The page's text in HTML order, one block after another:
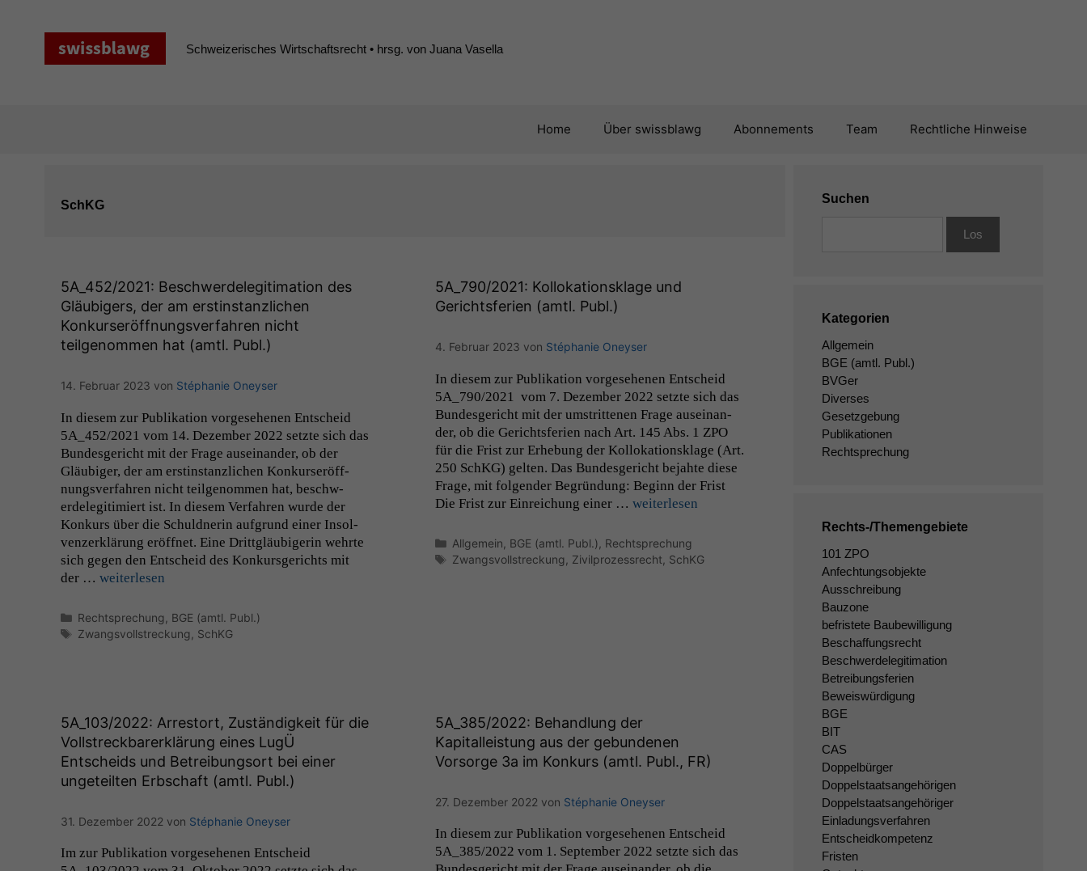
Schweizerisches Wirtschaftsrecht • hrsg. von Juana Vasella
Home Über swissblawg Abonnements Team Rechtliche Hinweise
SchKG
5A_452/2021: Beschwerdelegitimation des
Gläubigers, der am erstinstanzlichen
Konkurseröffnungsverfahren nicht
teilgenommen hat (amtl. Publ.)
14. Februar 2023 von Stéphanie Oneyser
In diesem zur Pub­lika­tion vorge­se­henen Entscheid
5A_452/2021 vom 14. Dezem­ber 2022 set­zte sich das
Bun­des­gericht mit der Frage auseinan­der, ob der
Gläu­biger, der am erstin­stan­zlichen Konkurs­eröff­
nungsver­fahren nicht teilgenom­men hat, beschw­
erdele­git­imiert ist. In diesem Ver­fahren wurde der
Konkurs über die Schuld­ner­in auf­grund ein­er Insol­
ven­z­erk­lärung eröffnet. Eine Drittgläu­bigerin wehrte
sich gegen den Entscheid des Konkurs­gerichts mit
der … weit­er­lesen
Kategorien
Rechtsprechung BGE (amtl. Publ.)
Schlagwörter
Zwangsvollstreckung SchKG
5A_790/2021: Kollokationsklage und
Gerichtsferien (amtl. Publ.)
4. Februar 2023 von Stéphanie Oneyser
In diesem zur Pub­lika­tion vorge­se­henen Entscheid
5A_790/2021 vom 7. Dezem­ber 2022 set­zte sich das
Bun­des­gericht mit der umstrit­te­nen Frage auseinan­
der, ob die Gerichts­fe­rien nach Art. 145 Abs. 1 ZPO
für die Frist zur Erhe­bung der Kol­loka­tion­sklage (Art.
250 SchKG) gel­ten. Das Bun­des­gericht bejahte diese
Frage, mit fol­gen­der Begrün­dung: Beginn der Frist
Die Frist zur Ein­re­ichung ein­er … weit­er­lesen
Kategorien
Allgemein BGE (amtl. Publ.) Rechtsprechung
Schlagwörter
Zwangsvollstreckung Zivilprozessrecht SchKG
5A_103/2022: Arrestort, Zuständigkeit für die
Vollstreckbarerklärung eines LugÜ
Entscheids und Betreibungsort bei einer
ungeteilten Erbschaft (amtl. Publ.)
31. Dezember 2022 von Stéphanie Oneyser
Im zur Pub­lika­tion vorge­se­henen Entscheid
5A_385/2022: Behandlung der
Kapitalleistung aus der gebundenen
Vorsorge 3a im Konkurs (amtl. Publ., FR)
27. Dezember 2022 von Stéphanie Oneyser
In diesem zur Pub­lika­tion vorge­se­henen Entscheid
5A_385/2022 vom 1. Sep­tem­ber 2022 set­zte sich das
Suchen
Kategorien
Allgemein
BGE (amtl. Publ.)
BVGer
Diverses
Gesetzgebung
Publikationen
Rechtsprechung
Rechts-/Themengebiete
101 ZPO
Anfechtungsobjekte
Ausschreibung
Bauzone
befristete Baubewilligung
Beschaffungsrecht
Beschwerdelegitimation
Betreibungsferien
Beweiswürdigung
BGE
BIT
CAS
Doppelbürger
Doppelstaatsangehörigen
Doppelstaatsangehöriger
Einladungsverfahren
Entscheidkompetenz
Fristen